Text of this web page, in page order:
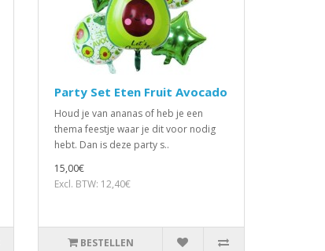
Party Set Eten Fruit Avocado
Houd je van ananas of heb je een
thema feestje waar je dit voor nodig
hebt. Dan is deze party s..
15,00€
Excl. BTW: 12,40€
BESTELLEN